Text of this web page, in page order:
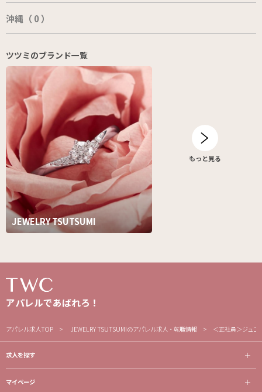
沖縄（ 0 ）
ツツミのブランド一覧
JEWELRY TSUTSUMI
もっと見る
アパレルであばれろ！
アパレル求人TOP JEWELRY TSUTSUMIのアパレル求人・転職情報 ＜正社員＞ジュ
求人を探す
マイページ